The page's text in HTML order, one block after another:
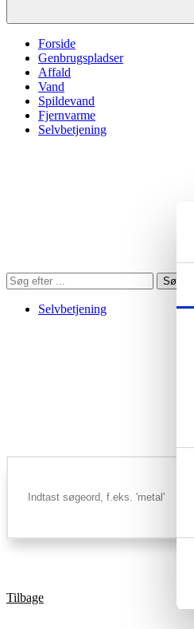
Forside
Genbrugspladser
Affald
Vand
Spildevand
Fjernvarme
Selvbetjening
Søg
på
hjemmesiden
Søg
Selvbetjening
Tilbage